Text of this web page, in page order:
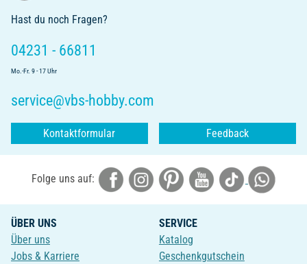
Hast du noch Fragen?
04231 - 66811
Mo.-Fr. 9 - 17 Uhr
service@vbs-hobby.com
Kontaktformular Feedback
Folge uns auf:
ÜBER UNS
Über uns
Jobs & Karriere
SERVICE
Katalog
Geschenkgutschein